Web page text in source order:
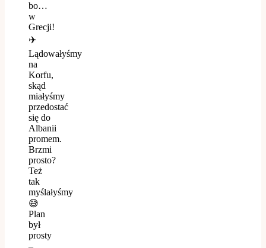
bo…
w
Grecji!
✈️
Lądowałyśmy
na
Korfu,
skąd
miałyśmy
przedostać
się do
Albanii
promem.
Brzmi
prosto?
Też
tak
myślałyśmy
😅
Plan
był
prosty
–